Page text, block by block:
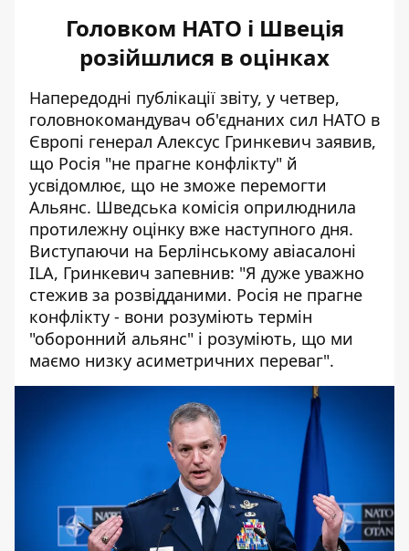
Головком НАТО і Швеція
розійшлися в оцінках
Напередодні публікації звіту, у четвер,
головнокомандувач об'єднаних сил НАТО в
Європі генерал Алексус Гринкевич заявив,
що Росія "не прагне конфлікту" й
усвідомлює, що не зможе перемогти
Альянс. Шведська комісія оприлюднила
протилежну оцінку вже наступного дня.
Виступаючи на Берлінському авіасалоні
ILA, Гринкевич запевнив: "Я дуже уважно
стежив за розвідданими. Росія не прагне
конфлікту - вони розуміють термін
"оборонний альянс" і розуміють, що ми
маємо низку асиметричних переваг".